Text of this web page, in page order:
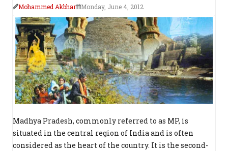
Mohammed Akbhar Monday, June 4, 2012
Madhya Pradesh, commonly referred to as MP, is
situated in the central region of India and is often
considered as the heart of the country. It is the second-